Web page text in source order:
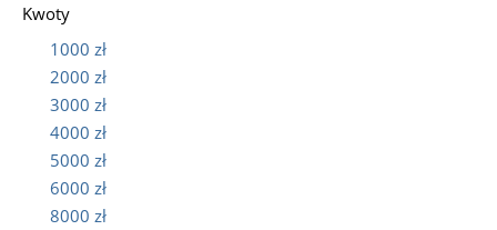
Kwoty
1000 zł
2000 zł
3000 zł
4000 zł
5000 zł
6000 zł
8000 zł